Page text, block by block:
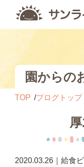
園からの
TOP ブログトップ
2020.03.26｜給食